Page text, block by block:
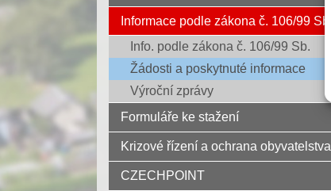
Informace podle zákona č. 106/99 Sb.
Info. podle zákona č. 106/99 Sb.
Žádosti a poskytnuté informace
Výroční zprávy
Formuláře ke stažení
Krizové řízení a ochrana obyvatelstva
CZECHPOINT